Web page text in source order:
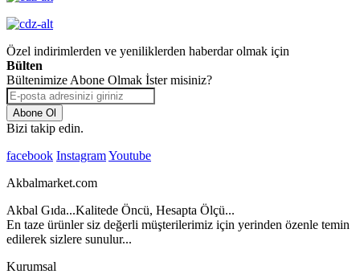
Özel indirimlerden ve yeniliklerden haberdar olmak için
Bülten
Bültenimize Abone Olmak İster misiniz?
Abone Ol
Bizi takip edin.
facebook InstagramYoutube
Akbalmarket.com
Akbal Gıda...Kalitede Öncü, Hesapta Ölçü...
En taze ürünler siz değerli müşterilerimiz için yerinden özenle temin
edilerek sizlere sunulur...
Kurumsal